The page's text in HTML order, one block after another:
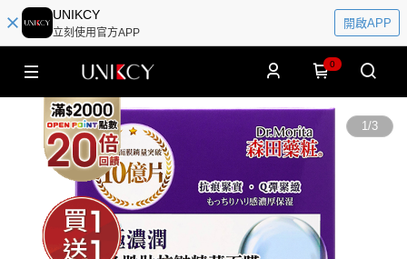
UNIKCY
立刻使用官方APP
開啟APP
0
1/3